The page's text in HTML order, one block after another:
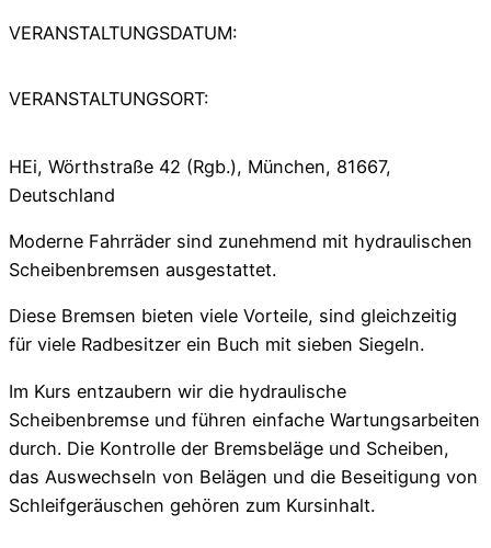
VERANSTALTUNGSDATUM:
VERANSTALTUNGSORT:
HEi, Wörthstraße 42 (Rgb.), München, 81667,
Deutschland
Moderne Fahrräder sind zunehmend mit hydraulischen
Scheibenbremsen ausgestattet.
Diese Bremsen bieten viele Vorteile, sind gleichzeitig
für viele Radbesitzer ein Buch mit sieben Siegeln.
Im Kurs entzaubern wir die hydraulische
Scheibenbremse und führen einfache Wartungsarbeiten
durch. Die Kontrolle der Bremsbeläge und Scheiben,
das Auswechseln von Belägen und die Beseitigung von
Schleifgeräuschen gehören zum Kursinhalt.